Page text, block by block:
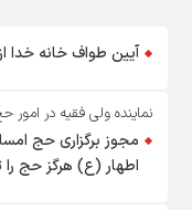
آیین طواف خانه خدا
نماینده ولی فقیه در امور حج
مجوز برگزاری حج
اطهار (ع) هرگز حج را